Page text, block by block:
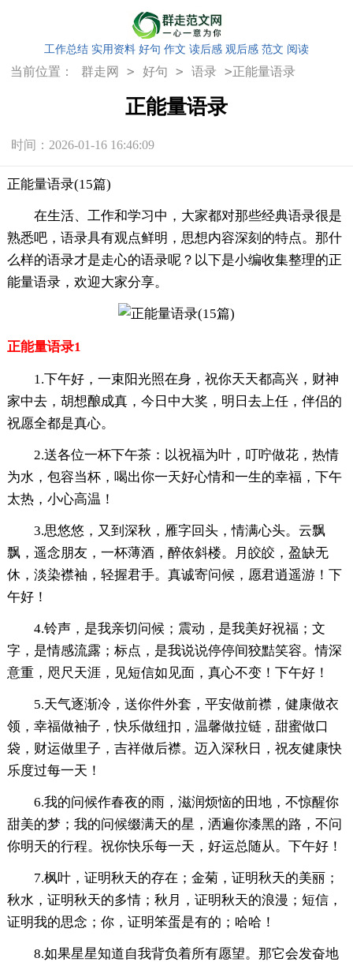
工作总结 实用资料 好句 作文 读后感 观后感 范文 阅读
当前位置： 群走网 > 好句 > 语录 > 正能量语录
正能量语录
时间：2026-01-16 16:46:09
正能量语录(15篇)
在生活、工作和学习中，大家都对那些经典语录很是
熟悉吧，语录具有观点鲜明，思想内容深刻的特点。那什
么样的语录才是走心的语录呢？以下是小编收集整理的正
能量语录，欢迎大家分享。
正能量语录1
1.下午好，一束阳光照在身，祝你天天都高兴，财神
家中去，胡想酿成真，今日中大奖，明日去上任，伴侣的
祝愿全都是真心。
2.送各位一杯下午茶：以祝福为叶，叮咛做花，热情
为水，包容当杯，喝出你一天好心情和一生的幸福，下午
太热，小心高温！
3.思悠悠，又到深秋，雁字回头，情满心头。云飘
飘，遥念朋友，一杯薄酒，醉依斜楼。月皎皎，盈缺无
休，淡染襟袖，轻握君手。真诚寄问候，愿君逍遥游！下
午好！
4.铃声，是我亲切问候；震动，是我美好祝福；文
字，是情感流露；标点，是我说说停停间狡黠笑容。情深
意重，咫尺天涯，见短信如见面，真心不变！下午好！
5.天气逐渐冷，送你件外套，平安做前襟，健康做衣
领，幸福做袖子，快乐做纽扣，温馨做拉链，甜蜜做口
袋，财运做里子，吉祥做后襟。迈入深秋日，祝友健康快
乐度过每一天！
6.我的问候作春夜的雨，滋润烦恼的田地，不惊醒你
甜美的梦；我的问候缀满天的星，洒遍你漆黑的路，不问
你明天的行程。祝你快乐每一天，好运总随从。下午好！
7.枫叶，证明秋天的存在；金菊，证明秋天的美丽；
秋水，证明秋天的多情；秋月，证明秋天的浪漫；短信，
证明我的思念；你，证明笨蛋是有的；哈哈！
8.如果星星知道自我背负着所有愿望。那它会发奋地